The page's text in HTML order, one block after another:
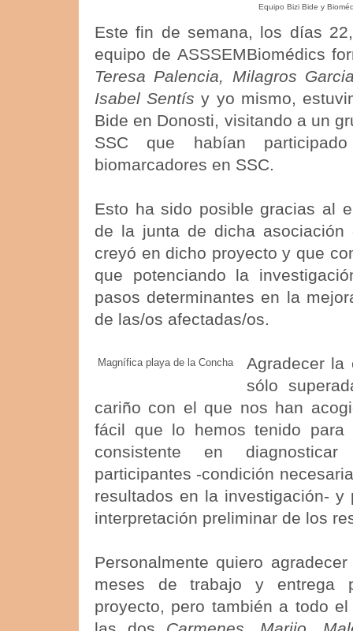
Equipo Bizi Bide y
Este fin de semana, los días
equipo de ASSSEMBiomédics
Teresa Palencia, Milagros
Isabel Sentísy yo mismo,
Bide en Donosti, visitando a un
SSC que habían
biomarcadores en SSC.
Esto ha sido posible gracias al
de la junta de dicha asociación
creyó en dicho proyecto y que
que potenciando la
pasos determinantes en la
de las/os afectadas/os.
Magnífica playa de la Concha
Agradecer la
sólo
cariño con el que nos han
fácil que lo hemos tenido para
consistente en
participantes -condición
resultados en la investigación- y
interpretación preliminar de los
Personalmente quiero
meses de trabajo y entrega
proyecto, pero también a todo